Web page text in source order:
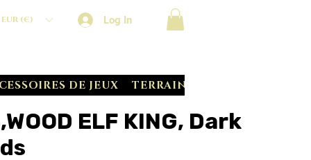
EUR (€) Log In
DE JEUX TERRAIN CRATE
ELF KING, Dark